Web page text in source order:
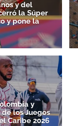
y del
la Súper
y pone la
y
los Juegos
Caribe 2026